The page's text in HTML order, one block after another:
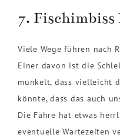
7. Fischimbiss
Viele Wege führen nach
Einer davon ist die
munkelt, dass vielleicht
könnte, dass das auch
Die Fähre hat etwas
eventuelle Wartezeiten